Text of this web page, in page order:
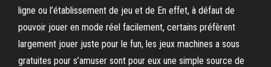
ligne ou l’établissement de jeu et de En effet, à défaut de
pouvoir jouer en mode réel facilement, certains préfèrent
largement jouer juste pour le fun, les jeux machines a sous
gratuites pour s’amuser sont pour eux une simple source de